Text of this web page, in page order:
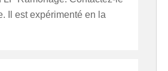
Il est expérimenté en la